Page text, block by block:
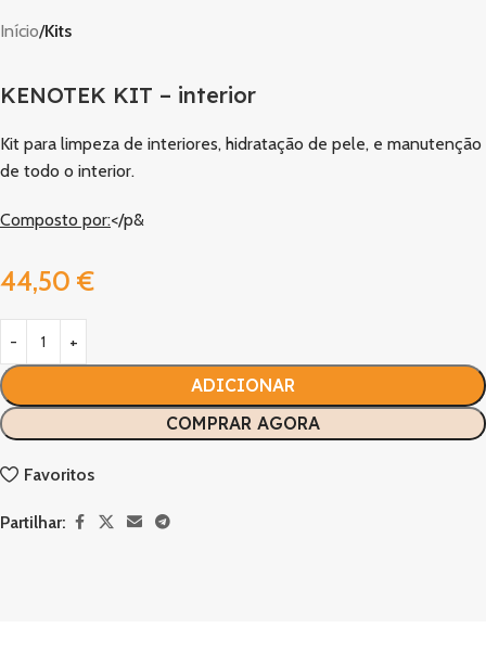
Início Kits
KENOTEK KIT – interior
Kit para limpeza de interiores, hidratação de pele, e manutenção
de todo o interior.
Composto por:</p&
44,50 €
ADICIONAR
COMPRAR AGORA
Favoritos
Partilhar: